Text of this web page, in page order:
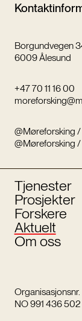
Borgundvegen
6009 Ålesund
+47 70 11 16 00
@Møreforsking
@Møreforsking
Organisasjonsnr.
NO 991 436 502
Tjenester
Prosjekter
Forskere
Aktuelt
Om oss